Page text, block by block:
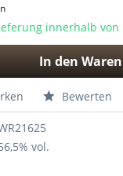
innerhalb von
In den
Bewerten
vol.